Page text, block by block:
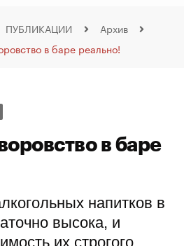
ПУБЛИКАЦИИ
Архив
в баре реально!
в баре
напитков в
высока, и
их строгого